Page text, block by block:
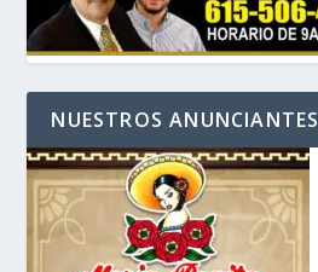
NUESTROS ANUNCIANTES